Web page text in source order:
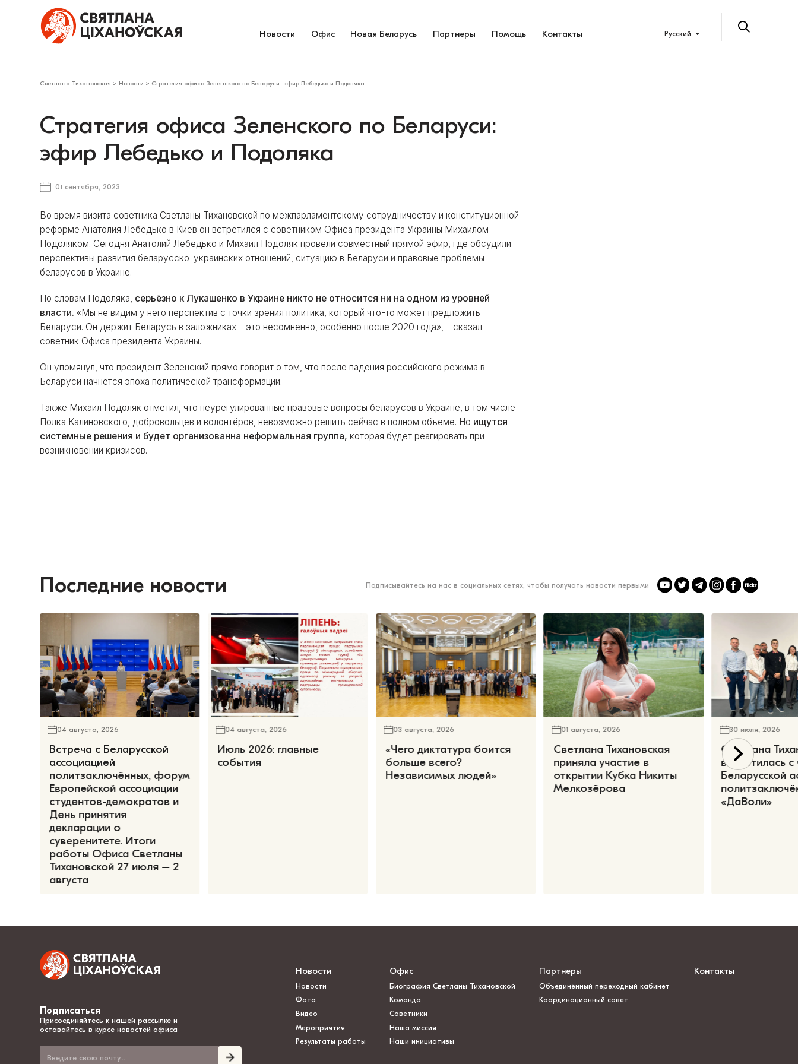
Новости Офис Новая Беларусь Партнеры Помощь Контакты Русский
Светлана Тихановская > Новости > Стратегия офиса Зеленского по Беларуси: эфир Лебедько и Подоляка
Стратегия офиса Зеленского по Беларуси:
эфир Лебедько и Подоляка
01 сентября, 2023
Во время визита советника Светланы Тихановской по межпарламентскому сотрудничеству и конституционной
реформе Анатолия Лебедько в Киев он встретился с советником Офиса президента Украины Михаилом
Подоляком. Сегодня Анатолий Лебедько и Михаил Подоляк провели совместный прямой эфир, где обсудили
перспективы развития беларусско-украинских отношений, ситуацию в Беларуси и правовые проблемы
беларусов в Украине.
По словам Подоляка, серьёзно к Лукашенко в Украине никто не относится ни на одном из уровней
власти. «Мы не видим у него перспектив с точки зрения политика, который что-то может предложить
Беларуси. Он держит Беларусь в заложниках – это несомненно, особенно после 2020 года», – сказал
советник Офиса президента Украины.
Он упомянул, что президент Зеленский прямо говорит о том, что после падения российского режима в
Беларуси начнется эпоха политической трансформации.
Также Михаил Подоляк отметил, что неурегулированные правовые вопросы беларусов в Украине, в том числе
Полка Калиновского, добровольцев и волонтёров, невозможно решить сейчас в полном объеме. Но ищутся
системные решения и будет организованна неформальная группа, которая будет реагировать при
возникновении кризисов.
Последние новости Подписывайтесь на нас в социальных сетях, чтобы получать новости первыми
04 августа, 2026
Встреча с Беларусской
ассоциацией
политзаключённых, форум
Европейской ассоциации
студентов-демократов и
День принятия
декларации о
суверенитете. Итоги
работы Офиса Светланы
Тихановской 27 июля – 2
августа
04 августа, 2026
Июль 2026: главные
события
03 августа, 2026
«Чего диктатура боится
больше всего?
Независимых людей»
01 августа, 2026
Светлана Тихановская
приняла участие в
открытии Кубка Никиты
Мелкозёрова
30 июля, 2026
Светлана
встретилась
Беларусской
«ДаВоли»
Подписаться
Присоединяйтесь к нашей рассылке и
оставайтесь в курсе новостей офиса
Новости
Новости
Фота
Видео
Мероприятия
Результаты работы
Офис
Биография Светланы Тихановской
Команда
Советники
Наша миссия
Наши инициативы
Партнеры
Объединённый переходный кабинет
Координационный совет
Контакты